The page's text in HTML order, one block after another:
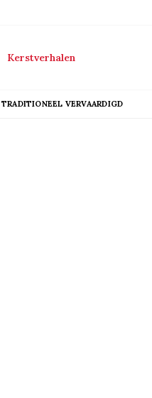
Kerstverhalen
TRADITIONEEL VERVAARDIGD